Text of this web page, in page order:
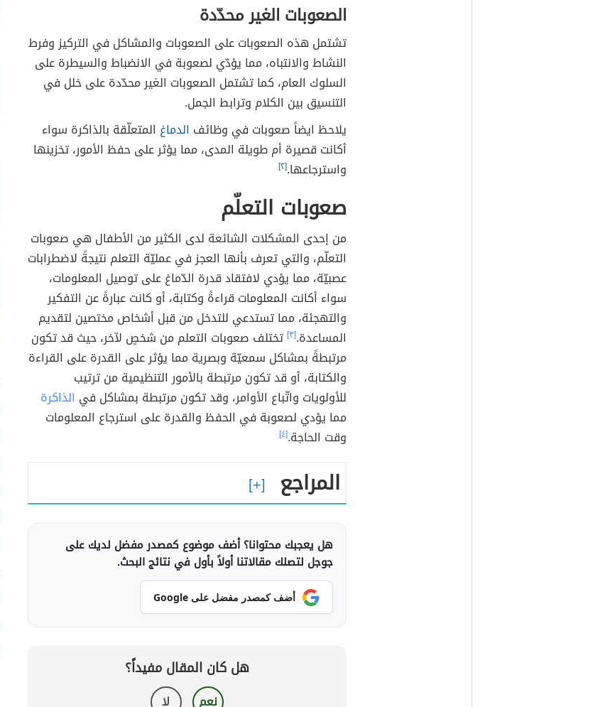
الصعوبات الغير محدّدة
تشتمل هذه الصعوبات على الصعوبات والمشاكل في التركيز وفرط
النشاط والانتباه، مما يؤدّي لصعوبة في الانضباط والسيطرة على
السلوك العام، كما تشتمل الصعوبات الغير محدّدة على خلل في
التنسيق بين الكلام وترابط الجمل.
يلاحظ ايضاً صعوبات في وظائف الدماغ المتعلّقة بالذاكرة سواء
أكانت قصيرة أم طويلة المدى، مما يؤثر على حفظ الأمور، تخزينها
واسترجاعها.[٢]
صعوبات التعلّم
من إحدى المشكلات الشائعة لدى الكثير من الأطفال هي صعوبات
التعلّم، والتي تعرف بأنها العجز في عمليّة التعلم نتيجةً لاضطرابات
عصبيّة، مما يؤدي لافتقاد قدرة الدّماغ على توصيل المعلومات،
سواء أكانت المعلومات قراءةً وكتابة، أو كانت عبارةً عن التفكير
والتهجئة، مما تستدعي للتدخل من قبل أشخاص مختصين لتقديم
المساعدة.[٣]
تختلف صعوبات التعلم من شخصٍ لآخر، حيث قد تكون
مرتبطةً بمشاكل سمعيّة وبصرية مما يؤثر على القدرة على القراءة
والكتابة، أو قد تكون مرتبطة بالأمور التنظيمية من ترتيب
للأولويات واتّباع الأوامر، وقد تكون مرتبطة بمشاكل في الذاكرة
مما يؤدي لصعوبة في الحفظ والقدرة على استرجاع المعلومات
وقت الحاجة.[٤]
المراجع
هل يعجبك محتوانا؟ أضف موضوع كمصدر مفضل لديك على
جوجل لتصلك مقالاتنا أولاً بأول في نتائج البحث.
أضف كمصدر مفضل على Google
هل كان المقال مفيداً؟
نعم لا